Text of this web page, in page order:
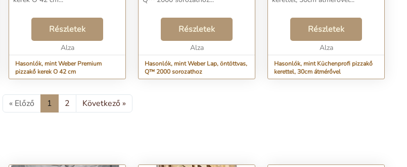
Részletek
Alza
Hasonlók, mint Weber Premium
pizzakő kerek O 42 cm
Részletek
Alza
Hasonlók, mint Weber Lap, öntöttvas,
Q™ 2000 sorozathoz
Részletek
Alza
Hasonlók, mint Küchenprofi pizzakő
kerettel, 30cm átmérővel
« Előző 1 2 Következő »